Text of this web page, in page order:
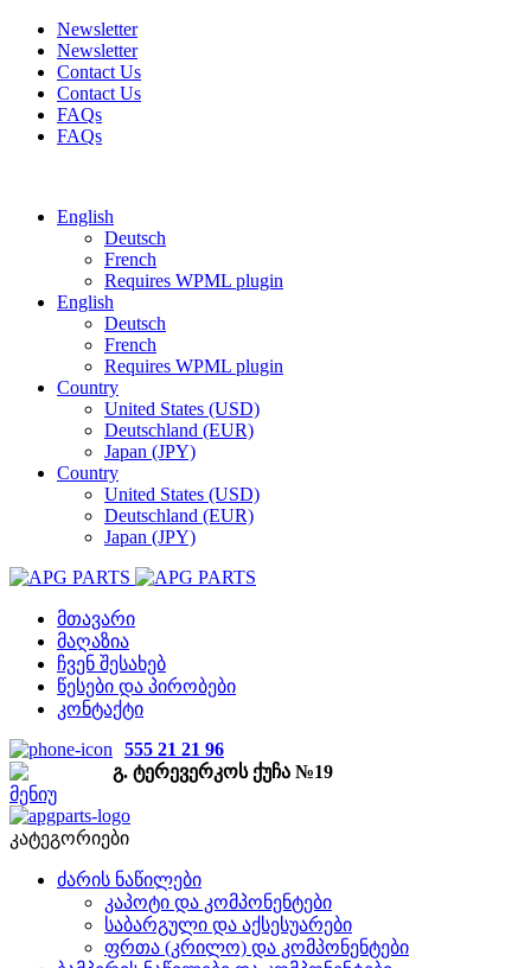
Newsletter
Newsletter
Contact Us
Contact Us
FAQs
FAQs
English
Deutsch
French
Requires WPML plugin
English
Deutsch
French
Requires WPML plugin
Country
United States (USD)
Deutschland (EUR)
Japan (JPY)
Country
United States (USD)
Deutschland (EUR)
Japan (JPY)
მთავარი
მაღაზია
ჩვენ შესახებ
წესები და პირობები
კონტაქტი
555 21 21 96
გ. ტერევერკოს ქუჩა №19
მენიუ
კატეგორიები
ძარის ნაწილები
კაპოტი და კომპონენტები
საბარგული და აქსესუარები
ფრთა (კრილო) და კომპონენტები